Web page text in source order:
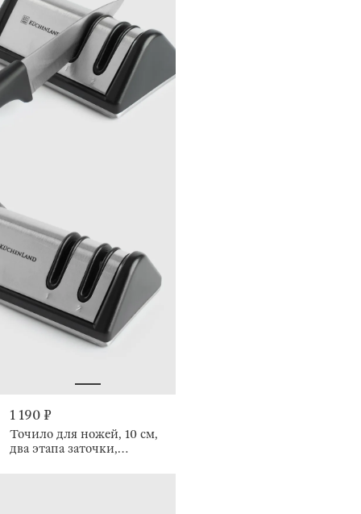
1 190 ₽
Точило для ножей, 10 см,
два этапа заточки,